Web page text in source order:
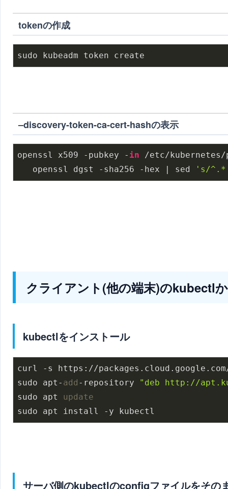
tokenの作成
sudo kubeadm token create
–discovery-token-ca-cert-hashの表示
openssl x509 -pubkey - in /etc/
   openssl dgst -sha256 -hex | sed
's/
クライアント(他の端末)のkubectl
kubectlをインストール
curl -s https://
sudo apt- add -repository
"deb http://
sudo apt update
sudo apt install -y kubectl
サーバ側のkubectlのconfigファイルをその